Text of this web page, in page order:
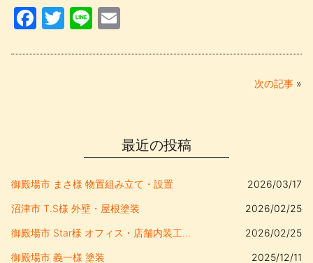
F
c
k
T
itt
Li
e ail
次の記事 »
最近の投稿
御殿場市 まさ様 物置組み立て・設置 2026/03/17
沼津市 T.S様 外壁・屋根塗装 2026/02/25
御殿場市 Star様 オフィス・店舗内装工事、キッチン移設 2026/02/25
御殿場市 義一様 塗装 2025/12/11